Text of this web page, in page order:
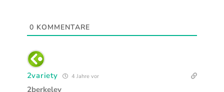
0 KOMMENTARE
2variety 4 Jahre vor
2berkeley